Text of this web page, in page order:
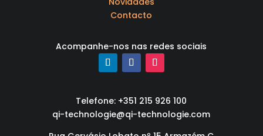
Contacto
Acompanhe-nos nas redes sociais
Telefone: +351 215 926 100
qi-technologie@qi-technologie.com